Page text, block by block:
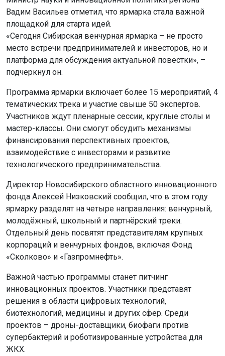
Вадим Васильев отметил, что ярмарка стала важной
площадкой для старта идей.
«Сегодня Сибирская венчурная ярмарка – не просто
место встречи предпринимателей и инвесторов, но и
платформа для обсуждения актуальной повестки», –
подчеркнул он.
Программа ярмарки включает более 15 мероприятий, 4
тематических трека и участие свыше 50 экспертов.
Участников ждут пленарные сессии, круглые столы и
мастер-классы. Они смогут обсудить механизмы
финансирования перспективных проектов,
взаимодействие с инвесторами и развитие
технологического предпринимательства.
Директор Новосибирского областного инновационного
фонда Алексей Низковский сообщил, что в этом году
ярмарку разделят на четыре направления: венчурный,
молодёжный, школьный и партнёрский треки.
Отдельный день посвятят представителям крупных
корпораций и венчурных фондов, включая Фонд
«Сколково» и «Газпромнефть».
Важной частью программы станет питчинг
инновационных проектов. Участники представят
решения в области цифровых технологий,
биотехнологий, медицины и других сфер. Среди
проектов – дроны-доставщики, биофаги против
супербактерий и роботизированные устройства для
ЖКХ.